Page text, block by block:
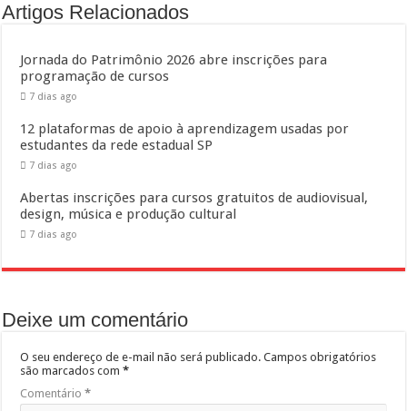
Artigos Relacionados
Jornada do Patrimônio 2026 abre inscrições para
programação de cursos
7 dias ago
12 plataformas de apoio à aprendizagem usadas por
estudantes da rede estadual SP
7 dias ago
Abertas inscrições para cursos gratuitos de audiovisual,
design, música e produção cultural
7 dias ago
Deixe um comentário
O seu endereço de e-mail não será publicado. Campos obrigatórios
são marcados com*
Comentário*